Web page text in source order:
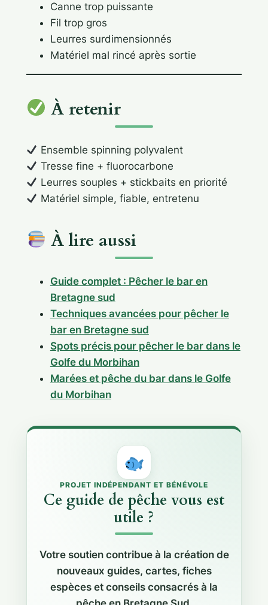
Canne trop puissante
Fil trop gros
Leurres surdimensionnés
Matériel mal rincé après sortie
À retenir
Ensemble spinning polyvalent
Tresse fine + fluorocarbone
Leurres souples + stickbaits en priorité
Matériel simple, fiable, entretenu
À lire aussi
Guide complet : Pêcher le bar en
Bretagne sud
Techniques avancées pour pêcher le
bar en Bretagne sud
Spots précis pour pêcher le bar dans le
Golfe du Morbihan
Marées et pêche du bar dans le Golfe
du Morbihan
PROJET INDÉPENDANT ET BÉNÉVOLE
Ce guide de pêche vous est
utile ?
Votre soutien contribue à la création de
nouveaux guides, cartes, fiches
espèces et conseils consacrés à la